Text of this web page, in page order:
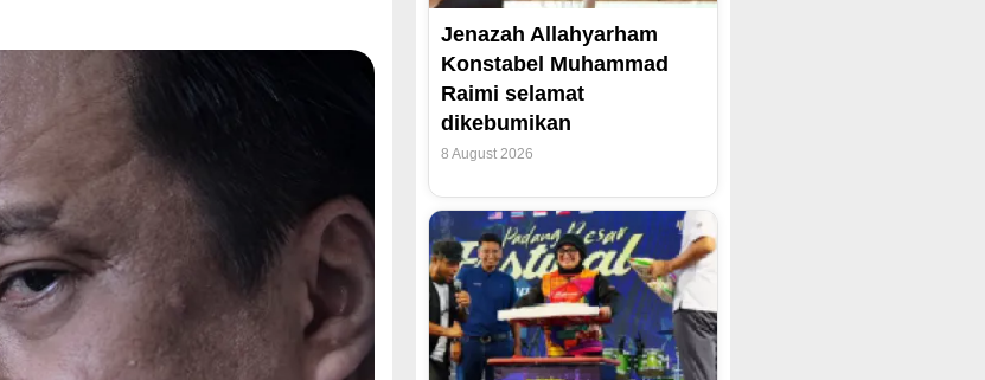
Jenazah Allahyarham
Konstabel Muhammad
Raimi selamat
dikebumikan
8 August 2026